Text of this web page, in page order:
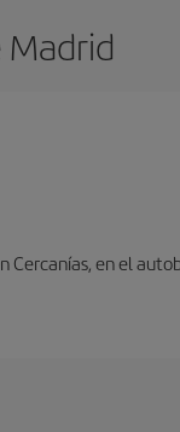
en el